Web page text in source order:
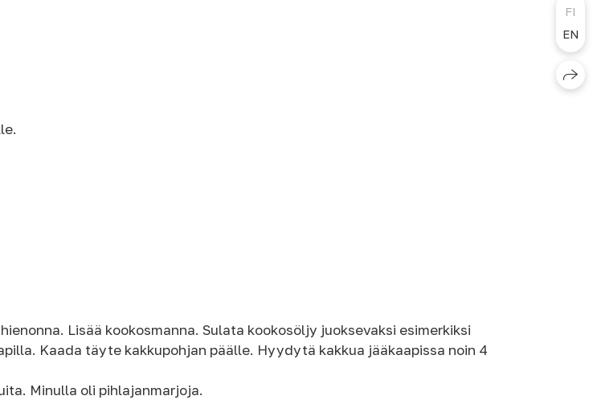
Lisää kookosmanna. Sulata kookosöljy juoksevaksi esimerkiksi
Kaada täyte kakkupohjan päälle. Hyydytä kakkua jääkaapissa noin 4
Minulla oli pihlajanmarjoja.
FI
EN